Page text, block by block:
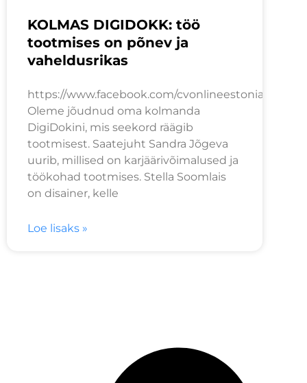
KOLMAS DIGIDOKK: töö
tootmises on põnev ja
vaheldusrikas
https://www.facebook.com/cvonlineestonia/videos/
Oleme jõudnud oma kolmanda
DigiDokini, mis seekord räägib
tootmisest. Saatejuht Sandra Jõgeva
uurib, millised on karjäärivõimalused ja
töökohad tootmises. Stella Soomlais
on disainer, kelle
Loe lisaks »